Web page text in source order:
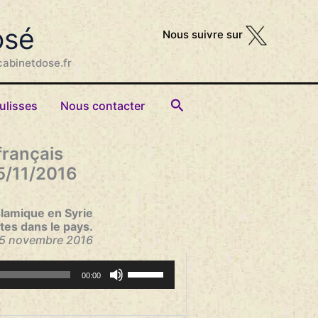
Nous suivre sur
Nous contacter Rechercher
11/2016
en Syrie
dans le pays.
novembre 2016
00:00
les